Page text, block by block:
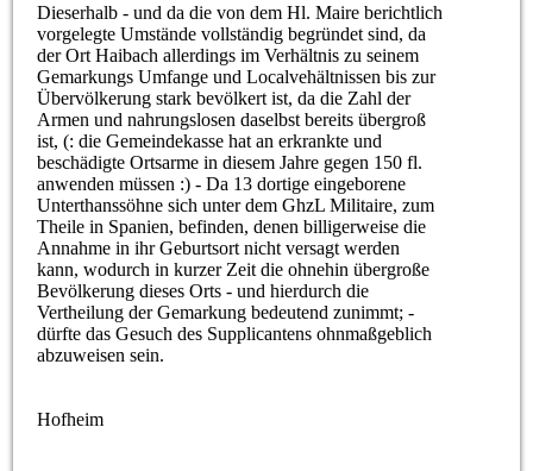
Dieserhalb - und da die von dem Hl. Maire berichtlich
vorgelegte Umstände vollständig begründet sind, da
der Ort Haibach allerdings im Verhältnis zu seinem
Gemarkungs Umfange und Localvehältnissen bis zur
Übervölkerung stark bevölkert ist, da die Zahl der
Armen und nahrungslosen daselbst bereits übergroß
ist, (: die Gemeindekasse hat an erkrankte und
beschädigte Ortsarme in diesem Jahre gegen 150 fl.
anwenden müssen :) - Da 13 dortige eingeborene
Unterthanssöhne sich unter dem GhzL Militaire, zum
Theile in Spanien, befinden, denen billigerweise die
Annahme in ihr Geburtsort nicht versagt werden
kann, wodurch in kurzer Zeit die ohnehin übergroße
Bevölkerung dieses Orts - und hierdurch die
Vertheilung der Gemarkung bedeutend zunimmt; -
dürfte das Gesuch des Supplicantens ohnmaßgeblich
abzuweisen sein.
Hofheim